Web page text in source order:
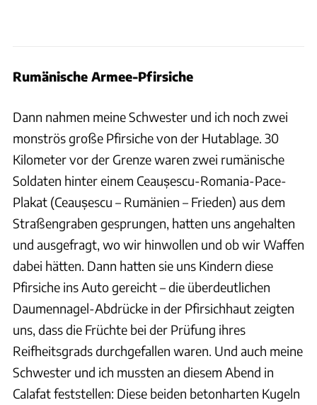
Rumänische Armee-Pfirsiche
Dann nahmen meine Schwester und ich noch zwei
monströs große Pfirsiche von der Hutablage. 30
Kilometer vor der Grenze waren zwei rumänische
Soldaten hinter einem Ceaușescu-Romania-Pace-
Plakat (Ceaușescu – Rumänien – Frieden) aus dem
Straßengraben gesprungen, hatten uns angehalten
und ausgefragt, wo wir hinwollen und ob wir Waffen
dabei hätten. Dann hatten sie uns Kindern diese
Pfirsiche ins Auto gereicht – die überdeutlichen
Daumennagel-Abdrücke in der Pfirsichhaut zeigten
uns, dass die Früchte bei der Prüfung ihres
Reifheitsgrads durchgefallen waren. Und auch meine
Schwester und ich mussten an diesem Abend in
Calafat feststellen: Diese beiden betonharten Kugeln